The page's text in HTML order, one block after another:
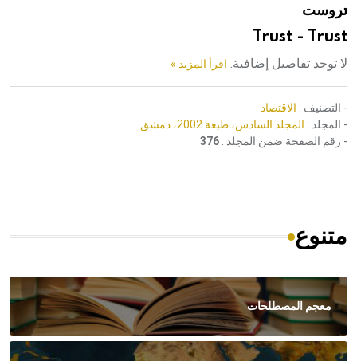
تروست
Trust - Trust
لا توجد تفاصيل إضافية. اقرأ المزيد »
- التصنيف : الاقتصاد
- المجلد : المجلد السادس، طبعة 2002، دمشق
- رقم الصفحة ضمن المجلد : 376
متنوع
معجم المصطلحات